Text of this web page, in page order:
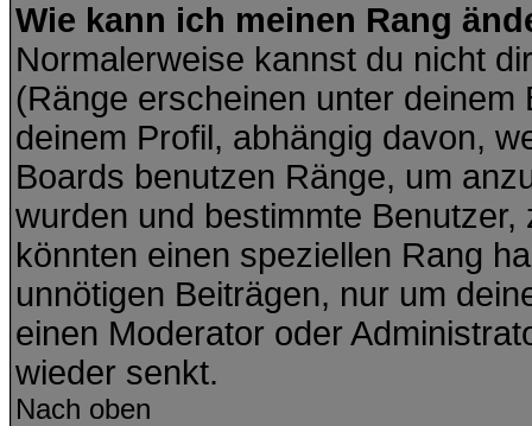
Wie kann ich meinen Rang
Normalerweise kannst du nicht
(Ränge erscheinen unter
deinem Profil, abhängig davon,
Boards benutzen Ränge, um
wurden und bestimmte
könnten einen speziellen Rang
unnötigen Beiträgen, nur um
einen Moderator oder
wieder senkt.
Nach oben